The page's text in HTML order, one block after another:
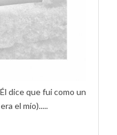
dice que fui como un
el mío).....